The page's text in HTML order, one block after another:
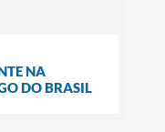
NA
DO BRASIL